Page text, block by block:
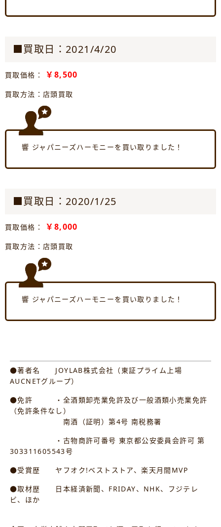
■買取日：2021/4/20
買取価格： ￥8,500
買取方法：店頭買取
響 ジャパニーズハーモニーを買い取りました！
■買取日：2020/1/25
買取価格： ￥8,000
買取方法：店頭買取
響 ジャパニーズハーモニーを買い取りました！
●著者名 JOYLAB株式会社（東証プライム上場
AUCNETグループ）
●免許 ・全酒類卸売業免許及び一般酒類小売業免許
（免許条件なし）
南酒（証明）第4号 南税務署
・古物商許可番号 東京都公安委員会許可 第
303311605543号
●受賞歴 ヤフオク!ベストストア、楽天月間MVP
●取材歴 日本経済新聞、FRIDAY、NHK、フジテレ
ビ、ほか